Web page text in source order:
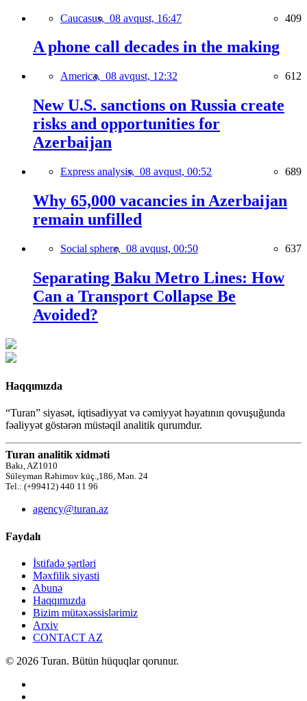
Caucasus, 08 avqust, 16:47 409
A phone call decades in the making
America, 08 avqust, 12:32 612
New U.S. sanctions on Russia create
risks and opportunities for
Azerbaijan
Express analysis, 08 avqust, 00:52 689
Why 65,000 vacancies in Azerbaijan
remain unfilled
Social sphere, 08 avqust, 00:50 637
Separating Baku Metro Lines: How
Can a Transport Collapse Be
Avoided?
Haqqımızda
“Turan” siyasət, iqtisadiyyat və cəmiyyət həyatının qovuşuğunda
fəaliyyət göstərən müstəqil analitik qurumdur.
Turan analitik xidməti
Bakı, AZ1010
Süleyman Rəhimov küç.,186, Mən. 24
Tel.: (+99412) 440 11 96
agency@turan.az
Faydalı
İstifadə şərtləri
Məxfilik siyasti
Abunə
Haqqımızda
Bizim mütəxəssislərimiz
Arxiv
CONTACT AZ
© 2026 Turan. Bütün hüquqlar qorunur.